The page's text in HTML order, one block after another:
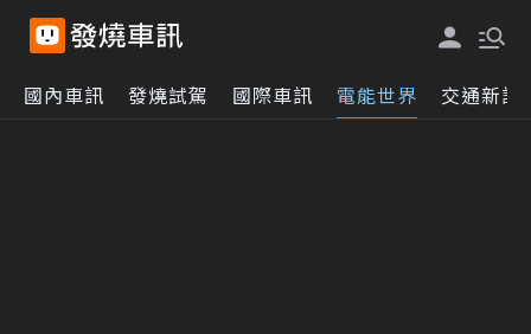
國內車訊 發燒試駕 國際車訊 電能世界 交通新訊